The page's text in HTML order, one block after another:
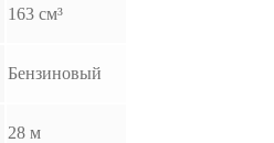
163 см³
Бензиновый
28 м